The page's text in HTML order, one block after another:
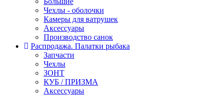
Чехлы - оболочки
Камеры для ватрушек
Аксессуары
Производство санок
Распродажа. Палатки рыбака
Запчасти
Чехлы
ЗОНТ
КУБ / ПРИЗМА
Аксессуары